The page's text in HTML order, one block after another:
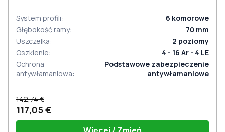
System profili: 6 komorowe
Głębokość ramy: 70 mm
Uszczelka: 2 poziomy
Oszklenie:
4 - 16 Ar - 4 LE
Ochrona
antywłamaniowa:
Podstawowe zabezpieczenie
antywłamaniowe
142,74 €
117,05 €